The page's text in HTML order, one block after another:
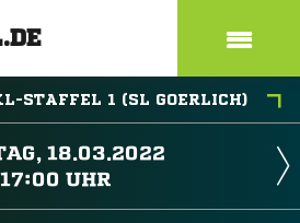
STAFFEL 1 (SL GOERLICH)

 